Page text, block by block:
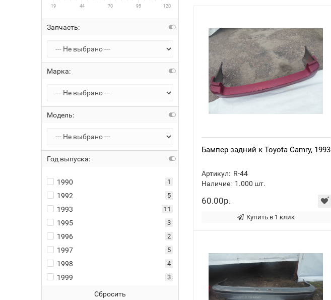
19 44 70 95 120
Запчасть:
Марка:
Модель:
Год выпуска:
1990 1
1992 5
1993 11
1995 3
1996 2
1997 5
1998 4
1999 3
Сбросить
Бампер задний к Toyota Camry, 1993
Артикул: R-44
Наличие: 1.000 шт.
60.00р.
Купить в 1 клик